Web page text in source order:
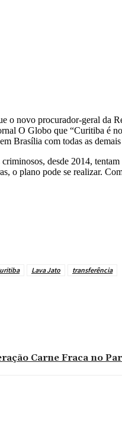
o novo procurador-geral da
O Globo que “Curitiba é
Brasília com todas as
desde 2014,
o plano pode se realizar.
Lava Jato transferência
Carne Fraca no